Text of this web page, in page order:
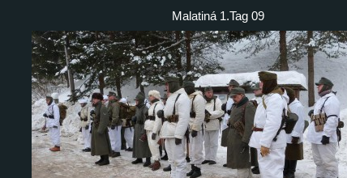
Malatiná 1.Tag 09